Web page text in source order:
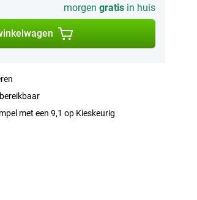
morgen gratisin huis
met een 9,1 op Kieskeurig